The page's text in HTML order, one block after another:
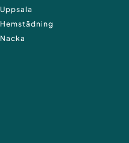
Uppsala
Hemstädning
Nacka